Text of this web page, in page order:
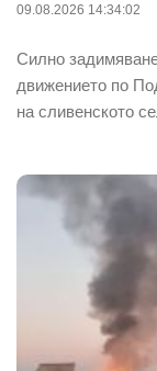
09.08.2026 14:34:02
Силно
движението по
на сливенското